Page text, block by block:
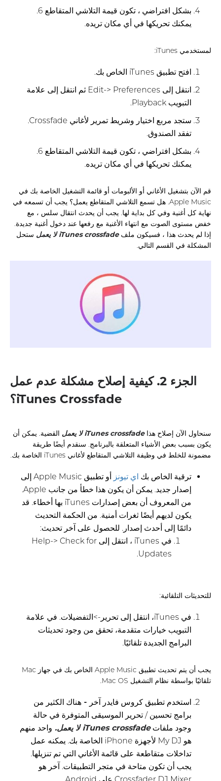
بشكل افتراضي ، تكون قيمة التلاشي المتقاطع 6.
يمكنك تحريكها في أي مكان تريده.
لمستخدمي iTunes:
افتح تطبيق iTunes الخاص بك.
انتقل إلى Edit-> Preferences ثم انتقل إلى علامة
التبويب Playback.
ستجد مربع اختيار وشريط تمرير لأغاني Crossfade.
تفقد الصندوق.
بشكل افتراضي ، تكون قيمة التلاشي المتقاطع 6.
يمكنك تحريكها في أي مكان تريده.
قم الآن بتشغيل الأغاني أو الألبومات أو قائمة التشغيل الخاصة بك في
Apple Music. هل تسمع التلاشي المتقاطع يعمل؟ يجب أن تسمعه في
نهاية كل أغنية وفي كل بداية لها. يجب أن يحدث انتقال سلس ، مع
خفض مستوى الصوت مع انتهاء الأغنية مع رفعها عند دخول أغنية جديدة.
إذا لم يحدث هذا ، فسيكون ملفiTunes crossfade لا يعمل
ستحل
المشكلة في القسم التالي.
الجزء 2. كيفية إصلاح مشكلة عدم عمل
iTunes Crossfade؟
سنحاول الآن إصلاح هذاiTunes crossfade لا يعمل
القضية. يمكن أن
يكون بسبب بعض الأشياء المتعلقة بالبرنامج. سنقدم أيضًا طريقة
مضمونة للخلط في وظيفة التلاشي المتقاطع لأغاني iTunes الخاصة بك.
ترقية الخاص بك اي تيونز
أو تطبيق Apple Music إلى
إصدار جديد. يمكن أن يكون هذا خطأ من جانب Apple.
من المعروف أن بعض إصدارات iTunes بها أخطاء. قد
يكون لديهم أيضًا ثغرات أمنية. من الحكمة التحديث
دائمًا إلى أحدث إصدار. للحصول على آخر تحديث:
في iTunes ، انتقل إلى Help-> Check for
Updates.
للتحديثات التلقائية:
في iTunes، انتقل إلى تحرير->التفضيلات. في علامة
التبويب خيارات متقدمة، تحقق من وجود تحديثات
البرامج الجديدة تلقائيًا.
يجب أن يتم تحديث تطبيق Apple Music الخاص بك في جهاز Mac
تلقائيًا بواسطة نظام التشغيل Mac OS.
استخدم تطبيق كروس فايدر آخر - هناك الكثير من
برامج تحسين / تحرير الموسيقى المتوفرة في حالة
وجود ملفاتiTunes crossfade لا يعمل.
واحد منهم
هو My DJ لأجهزة iPhone الخاصة بك. يمكنه عمل
تداخلات متقاطعة على قائمة الأغاني التي تم تنزيلها.
يجب أن تكون متاحة في متجر التطبيقات. آخر هو